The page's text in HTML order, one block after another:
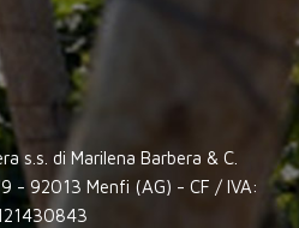
s.s. di Marilena Barbera & C.
- 92013 Menfi (AG) - CF / IVA: